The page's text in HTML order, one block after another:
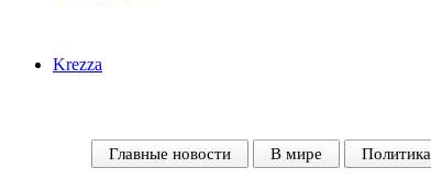
Krezza
Главные новости В мире Политика